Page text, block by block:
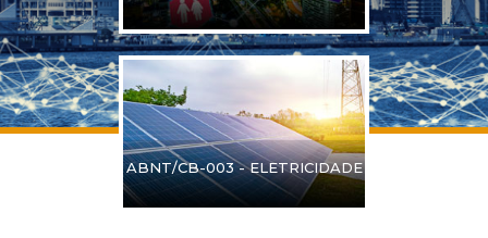
ABNT/CB-003 - ELETRICIDADE